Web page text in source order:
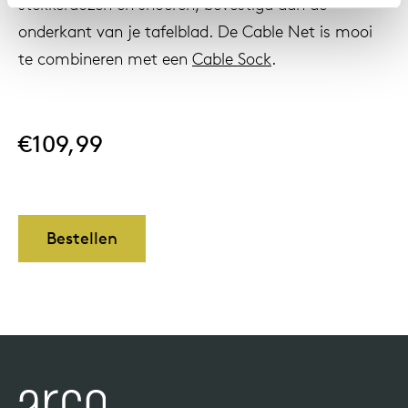
onderkant van je tafelblad. De Cable Net is mooi
te combineren met een Cable Sock.
€109,99
Bestellen